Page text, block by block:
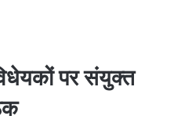
पर संयुक्त